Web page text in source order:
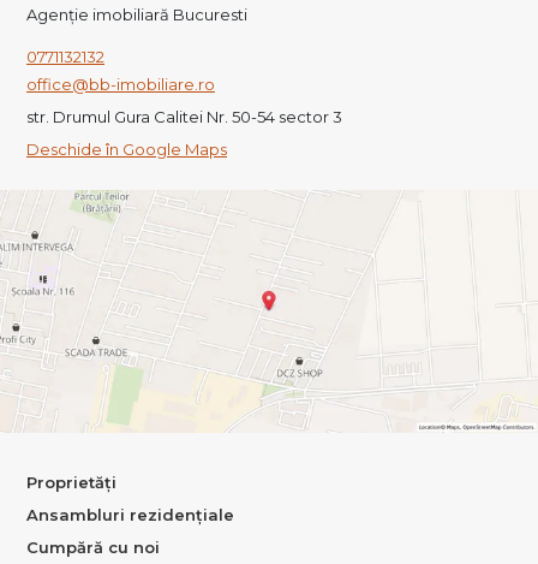
Agenție imobiliară Bucuresti
0771132132
office@bb-imobiliare.ro
str. Drumul Gura Calitei Nr. 50-54 sector 3
Deschide în Google Maps
Proprietăți
Ansambluri rezidențiale
Cumpără cu noi